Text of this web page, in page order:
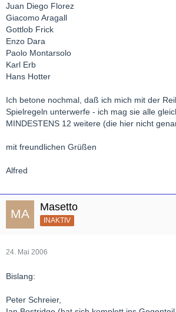
Juan Diego Florez
Giacomo Aragall
Gottlob Frick
Enzo Dara
Paolo Montarsolo
Karl Erb
Hans Hotter
Ich betone nochmal, daß ich mich mit der
Spielregeln unterwerfe - ich mag sie alle
MINDESTENS 12 weitere (die hier nicht
mit freundlichen Grüßen
Alfred
Masetto
INAKTIV
24. Mai 2006
Bislang:
Peter Schreier,